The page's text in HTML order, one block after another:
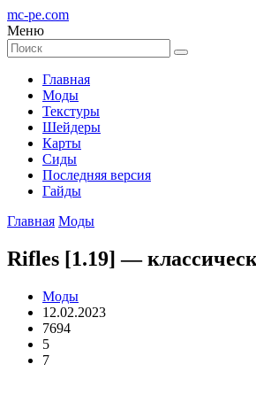
mc-pe.com
Меню
Главная
Моды
Текстуры
Шейдеры
Карты
Сиды
Последняя версия
Гайды
Главная Моды
Rifles [1.19] —
Моды
12.02.2023
7694
5
7